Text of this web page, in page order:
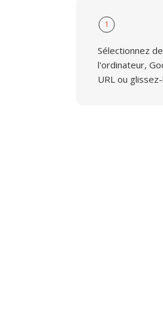
1
Sélectionnez
l'ordinateur,
URL ou